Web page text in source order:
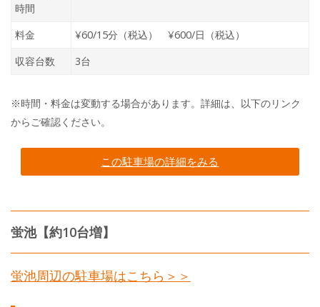
時間
料金
¥60/15分（税込） ¥600/日（税込）
収容台数
3台
※時間・料金は変動する場合があります。詳細は、以下のリンク
からご確認ください。
この駐車場の詳細をみる
蛍池【約10台増】
蛍池周辺の駐車場はこちら＞＞